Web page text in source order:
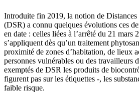
Introduite fin 2019, la notion de Distances
(DSR) a connu quelques évolutions ces
en date : celles liées à l’arrêté du 21 mars
s’appliquent dès qu’un traitement
proximité de zones d’habitation, de lieux
personnes vulnérables ou des travailleurs
exemptés de DSR les produits de
figurent pas sur les étiquettes -, les
faible risque.